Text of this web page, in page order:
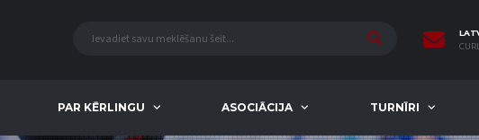
PAR KĒRLINGU ASOCIĀCIJA TURNĪRI